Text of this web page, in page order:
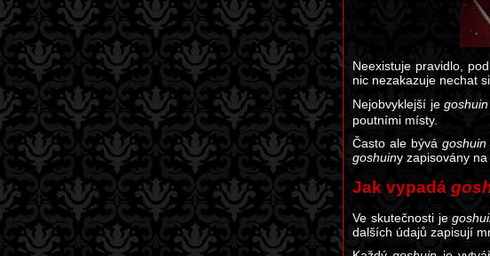
Neexistuje pravidlo,
nic nezakazuje nechat
Nejobvyklejší jegoshuin
poutními místy.
Často ale bývágoshuin
goshuiny zapisovány
Jak vypadá
Ve skutečnosti je
dalších údajů zapisují